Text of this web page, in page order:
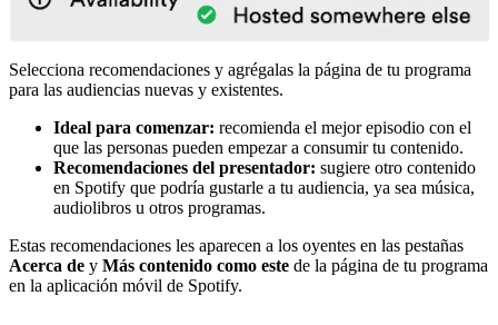
Selecciona recomendaciones y agrégalas la página de tu programa
para las audiencias nuevas y existentes.
Ideal para comenzar: recomienda el mejor episodio con el
que las personas pueden empezar a consumir tu contenido.
Recomendaciones del presentador: sugiere otro contenido
en Spotify que podría gustarle a tu audiencia, ya sea música,
audiolibros u otros programas.
Estas recomendaciones les aparecen a los oyentes en las pestañas
Acerca de y Más contenido como este de la página de tu programa
en la aplicación móvil de Spotify.